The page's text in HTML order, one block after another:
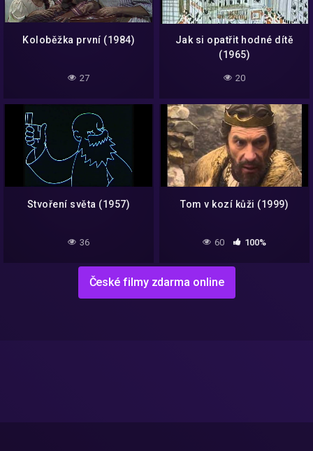
Koloběžka první (1984)
27
Jak si opatřit hodné dítě
(1965)
20
Stvoření světa (1957)
36
Tom v kozí kůži (1999)
60 100%
České filmy zdarma online